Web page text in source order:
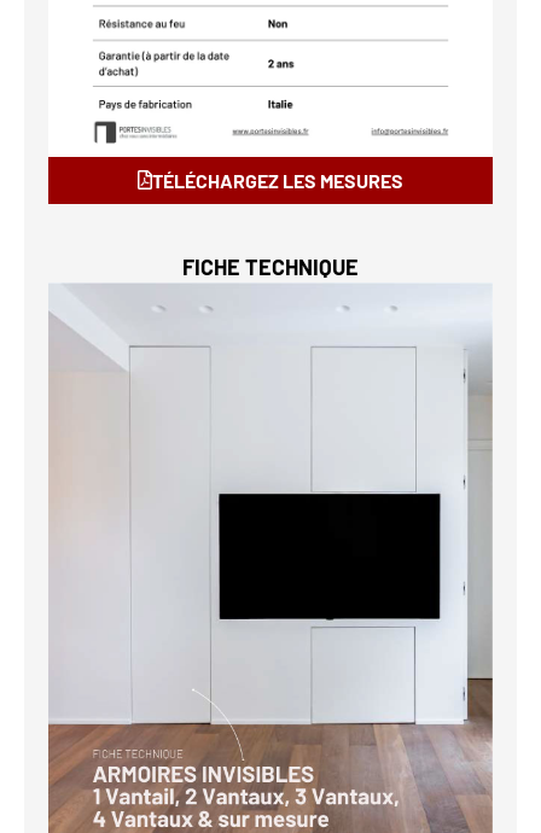
TÉLÉCHARGEZ LES MESURES
FICHE TECHNIQUE